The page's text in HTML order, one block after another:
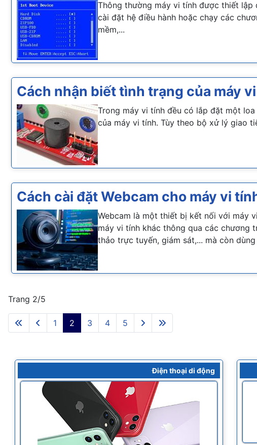
Thông thường máy vi tính được thiết
cài đặt hệ điều hành hoặc chạy các
mềm,...
Cách nhận biết tình trạng của máy
Trong máy vi tính đều có lắp đặt một
của máy vi tính. Tùy theo bộ xử lý giao
Cách cài đặt Webcam cho máy vi
Webcam là một thiết bị kết nối với máy
máy vi tính khác thông qua các chương
thảo trực tuyến, giám sát,... mà còn
Trang 2/5
1 2 3 4 5
Điện thoại di động